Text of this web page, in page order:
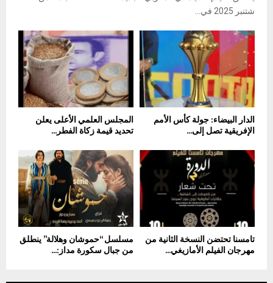
شتنبر 2025 في...
المجلس العلمي الأعلى يعلن
تحديد قيمة زكاة الفطر...
الدار البيضاء: جولة كأس الأمم
الإفريقية تصل إلى...
مسلسل “حموشان وهلالة” ينطلق
من جبال سكورة مداز:...
تامسنا تحتضن النسخة الثانية من
مهرجان الفيلم الأمازيغي...